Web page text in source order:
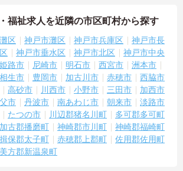
福祉求人を近隣の市区町村から探す
区 神戸市灘区 神戸市兵庫区
神戸市長
神戸市垂水区 神戸市北区
神戸市中央
姫路市 尼崎市 明石市 西宮市
洲本市
相生市 豊岡市 加古川市 赤穂市
西脇市
高砂市 川西市 小野市 三田市
加西市
市 丹波市 南あわじ市 朝来市
淡路市
たつの市 川辺郡猪名川町
多可郡多可町
加古郡播磨町 神崎郡市川町
神崎郡福崎町
揖保郡太子町 赤穂郡上郡町
佐用郡佐用町
美方郡新温泉町